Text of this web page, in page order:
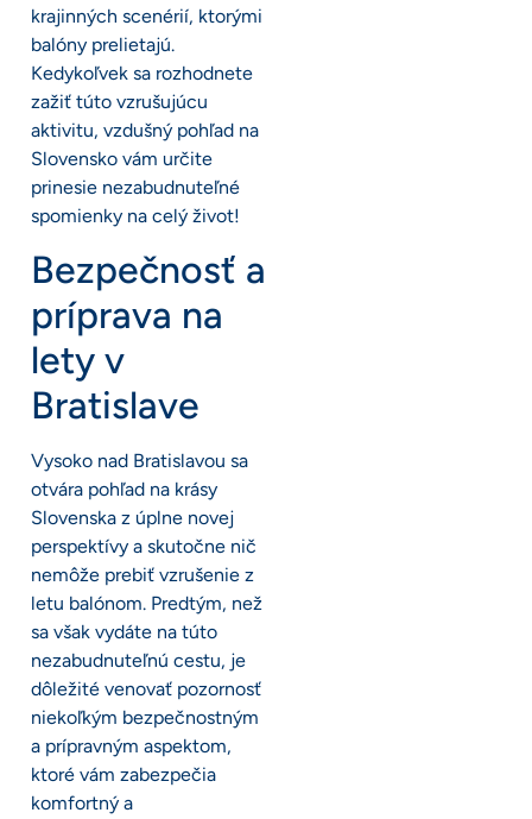
krajinných scenérií, ktorými
balóny prelietajú.
Kedykoľvek sa rozhodnete
zažiť túto vzrušujúcu
aktivitu, vzdušný pohľad na
Slovensko vám určite
prinesie nezabudnuteľné
spomienky na celý život!
Bezpečnosť a
príprava na
lety v
Bratislave
Vysoko nad Bratislavou sa
otvára pohľad na krásy
Slovenska z úplne novej
perspektívy a skutočne nič
nemôže prebiť vzrušenie z
letu balónom. Predtým, než
sa však vydáte na túto
nezabudnuteľnú cestu, je
dôležité venovať pozornosť
niekoľkým bezpečnostným
a prípravným aspektom,
ktoré vám zabezpečia
komfortný a